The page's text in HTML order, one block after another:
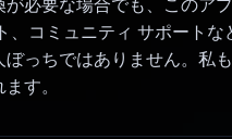
必要な場合でも、このア
コミュニティ サポートな
っちではありません。私
す。